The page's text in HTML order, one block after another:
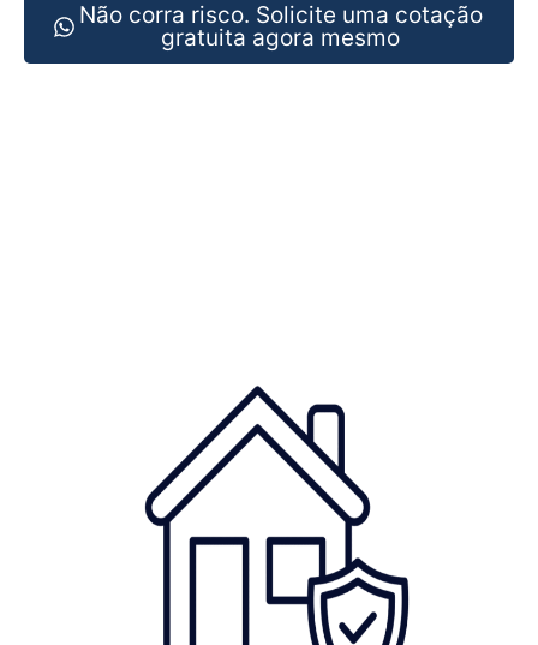
Não corra risco. Solicite uma cotação
gratuita agora mesmo